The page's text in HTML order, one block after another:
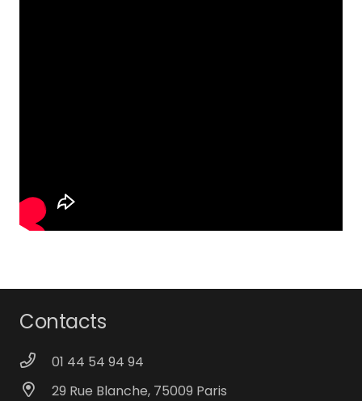
Contacts
01 44 54 94 94
29 Rue Blanche, 75009 Paris